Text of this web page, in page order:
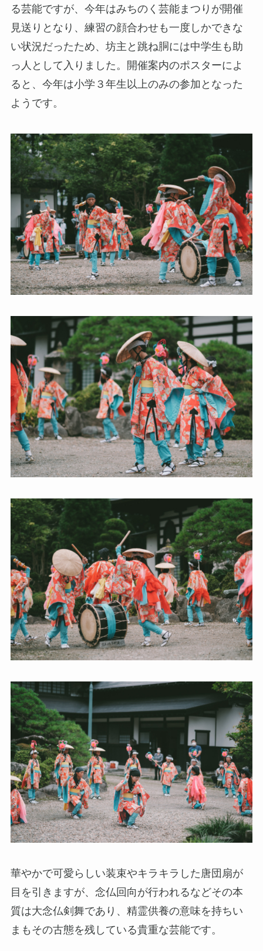
る芸能ですが、今年はみちのく芸能まつりが開催
見送りとなり、練習の顔合わせも一度しかできな
い状況だったため、坊主と跳ね胴には中学生も助
っ人として入りました。開催案内のポスターによ
ると、今年は小学３年生以上のみの参加となった
ようです。
華やかで可愛らしい装束やキラキラした唐団扇が
目を引きますが、念仏回向が行われるなどその本
質は大念仏剣舞であり、精霊供養の意味を持ちい
まもその古態を残している貴重な芸能です。